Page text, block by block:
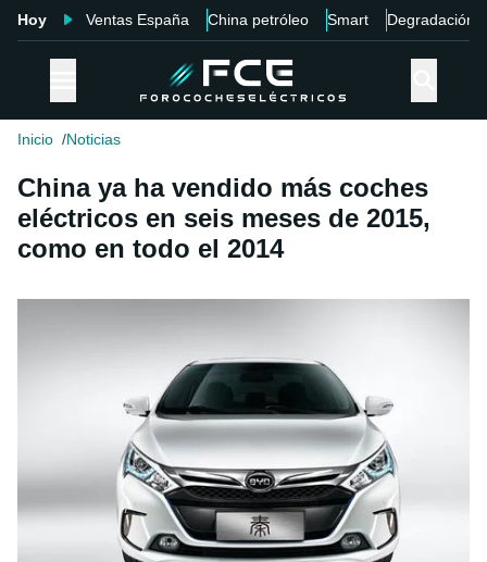
Hoy Ventas España China petróleo Smart Degradación
Inicio Noticias
China ya ha vendido más coches
eléctricos en seis meses de 2015,
como en todo el 2014